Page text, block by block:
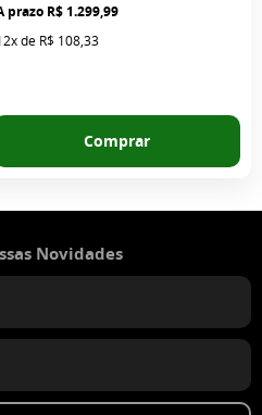
R$ 1.299,99
de R$ 108,33
Comprar
Novidades